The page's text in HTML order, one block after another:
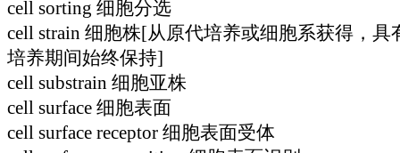
cell sorting 细胞分选
cell strain 细胞株[从原代培养或细胞系获得，
培养期间始终保持]
cell substrain 细胞亚株
cell surface 细胞表面
cell surface receptor 细胞表面受体